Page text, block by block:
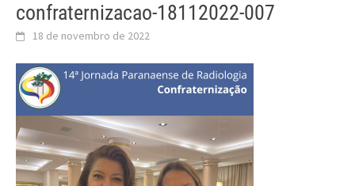
confraternizacao-18112022-007
18 de novembro de 2022